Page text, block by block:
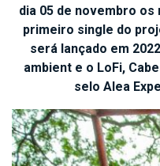
dia 05 de novembro
primeiro single do
será lançado em
ambient e o LoFi,
selo Alea